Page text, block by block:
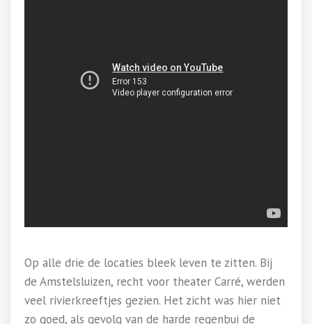
Op alle drie de locaties bleek leven te zitten. Bij
de Amstelsluizen, recht voor theater Carré, werden
veel rivierkreeftjes gezien. Het zicht was hier niet
zo goed, als gevolg van de harde regenbui de